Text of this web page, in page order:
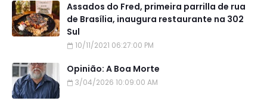
Assados do Fred, primeira parrilla de rua
de Brasília, inaugura restaurante na 302
Sul
10/11/2021 06:27:00 PM
Opinião: A Boa Morte
3/04/2026 10:09:00 AM